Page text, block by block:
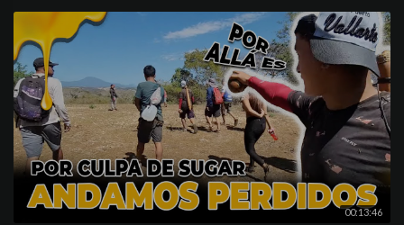
00:13:46